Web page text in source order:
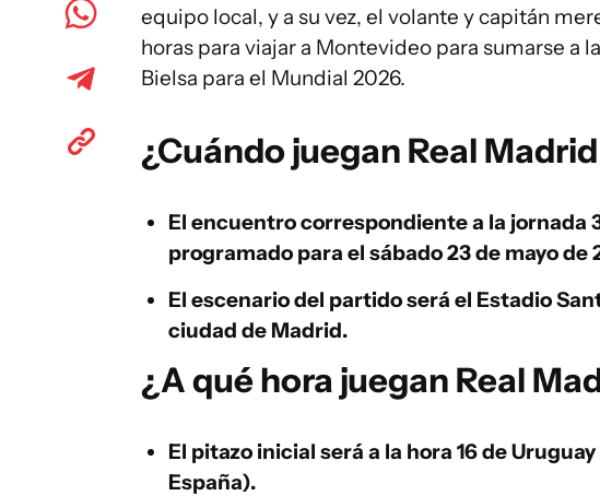
equipo local, y a su vez, el volante y capitán
horas para viajar a Montevideo para sumarse a
Bielsa para el Mundial 2026.
¿Cuándo juegan Real
El encuentro correspondiente a la jornada
programado para el sábado 23 de mayo de
El escenario del partido será el Estadio
ciudad de Madrid.
¿A qué hora juegan Real
El pitazo inicial será a la hora 16 de Uruguay
España).